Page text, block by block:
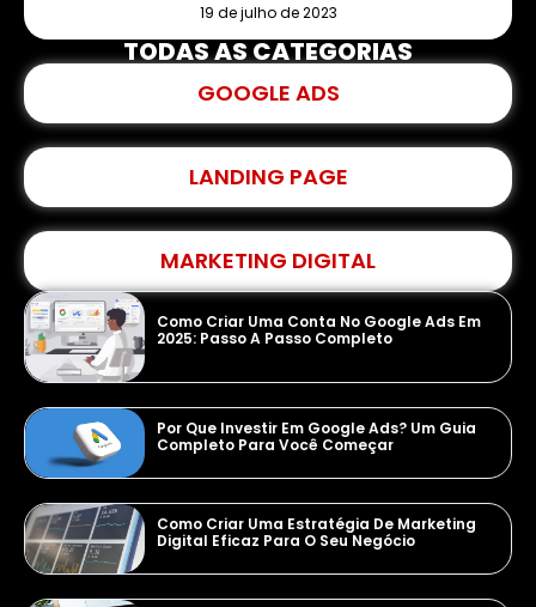
19 de julho de 2023
TODAS AS CATEGORIAS
GOOGLE ADS
LANDING PAGE
MARKETING DIGITAL
Como Criar Uma Conta No Google Ads Em
2025: Passo A Passo Completo
Por Que Investir Em Google Ads? Um Guia
Completo Para Você Começar
Como Criar Uma Estratégia De Marketing
Digital Eficaz Para O Seu Negócio